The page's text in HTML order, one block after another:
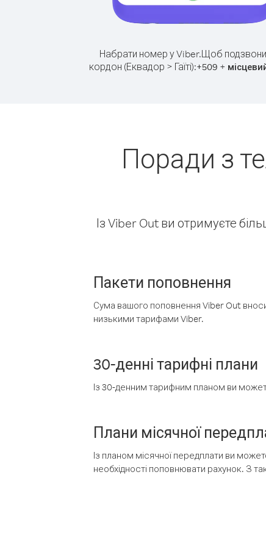
Набрати номер у Viber.Щоб
кордон (Еквадор > Гаїті):+509 +
Поради з
Із Viber Out ви отримуєте
Пакети поповнення
Сума вашого поповнення Viber Out
низькими тарифами Viber.
30-денні тарифні плани
Із 30-денним тарифним планом ви
Плани місячної
Із планом місячної передплати ви
необхідності поповнювати рахунок. З